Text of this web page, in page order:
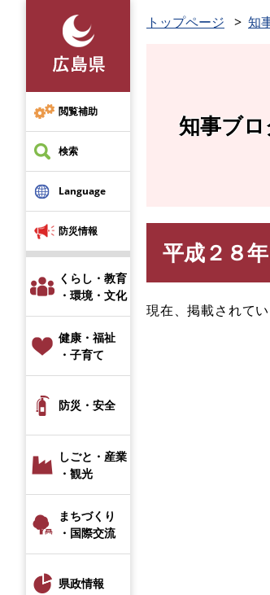
先
頭
で
す
閲覧補助
検索
Language
防災情報
くらし・教育
・環境・文化
健康・福祉
・子育て
防災・安全
しごと・産業
・観光
まちづくり
・国際交流
県政情報
トップページ 知
知事ブ
平成２８
現在、掲載されて